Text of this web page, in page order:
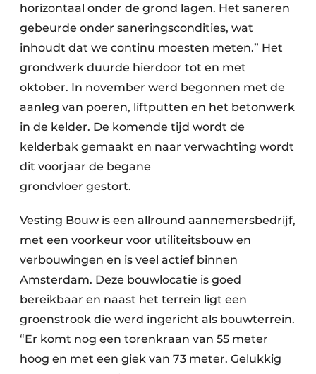
horizontaal onder de grond lagen. Het saneren
gebeurde onder saneringscondities, wat
inhoudt dat we continu moesten meten.” Het
grondwerk duurde hierdoor tot en met
oktober. In november werd begonnen met de
aanleg van poeren, liftputten en het betonwerk
in de kelder. De komende tijd wordt de
kelderbak gemaakt en naar verwachting wordt
dit voorjaar de begane
grondvloer gestort.
Vesting Bouw is een allround aannemersbedrijf,
met een voorkeur voor utiliteitsbouw en
verbouwingen en is veel actief binnen
Amsterdam. Deze bouwlocatie is goed
bereikbaar en naast het terrein ligt een
groenstrook die werd ingericht als bouwterrein.
“Er komt nog een torenkraan van 55 meter
hoog en met een giek van 73 meter. Gelukkig